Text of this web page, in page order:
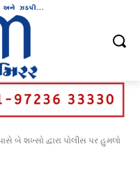
બે શખ્સો દ્વારા પોલીસ પર હુમલો